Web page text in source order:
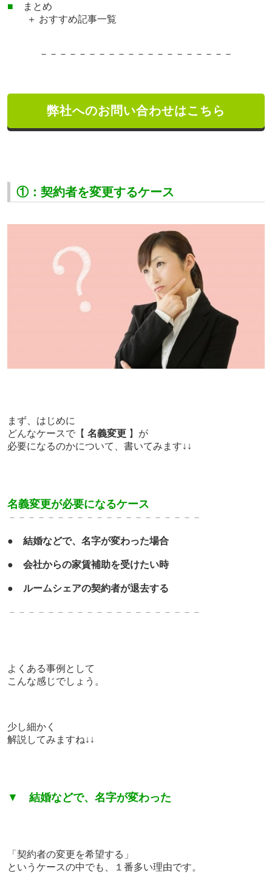
■ まとめ
＋ おすすめ記事一覧
－－－－－－－－－－－－－ －－－－－－－
弊社へのお問い合わせはこちら
①：契約者を変更するケース
まず、はじめに
どんなケースで【 名義変更】が
必要になるのかについて、書いてみます↓↓
名義変更が必要になるケース
－－－－－－－－－－－－－ －－－－－－－
● 結婚などで、名字が変わった場合
● 会社からの家賃補助を受けたい時
● ルームシェアの契約者が退去する
－－－－－－－－－－－－－ －－－－－－－
よくある事例として
こんな感じでしょう。
少し細かく
解説してみますね↓↓
▼ 結婚などで、名字が変わった
「契約者の変更を希望する」
というケースの中でも、１番多い理由です。